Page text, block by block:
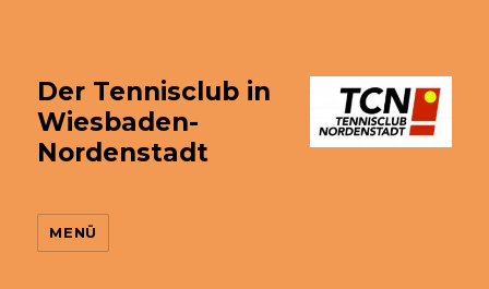
Der Tennisclub in
Wiesbaden-
Nordenstadt
MENÜ